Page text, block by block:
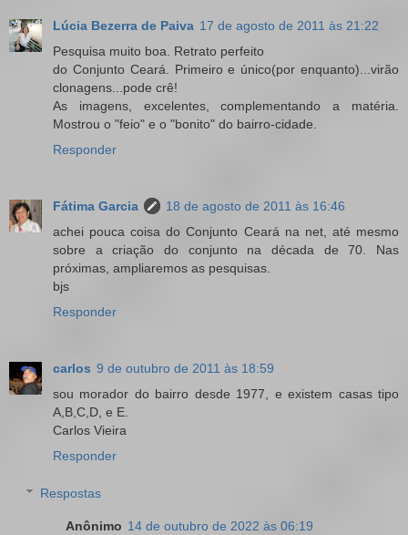
Lúcia Bezerra de Paiva 17 de agosto de 2011 às 21:22
Pesquisa muito boa. Retrato perfeito
do Conjunto Ceará. Primeiro e único(por enquanto)...virão
clonagens...pode crê!
As imagens, excelentes, complementando a matéria.
Mostrou o "feio" e o "bonito" do bairro-cidade.
Responder
Fátima Garcia
18 de agosto de 2011 às 16:46
achei pouca coisa do Conjunto Ceará na net, até mesmo
sobre a criação do conjunto na década de 70. Nas
próximas, ampliaremos as pesquisas.
bjs
Responder
carlos 9 de outubro de 2011 às 18:59
sou morador do bairro desde 1977, e existem casas tipo
A,B,C,D, e E.
Carlos Vieira
Responder
Respostas
Anônimo 14 de outubro de 2022 às 06:19